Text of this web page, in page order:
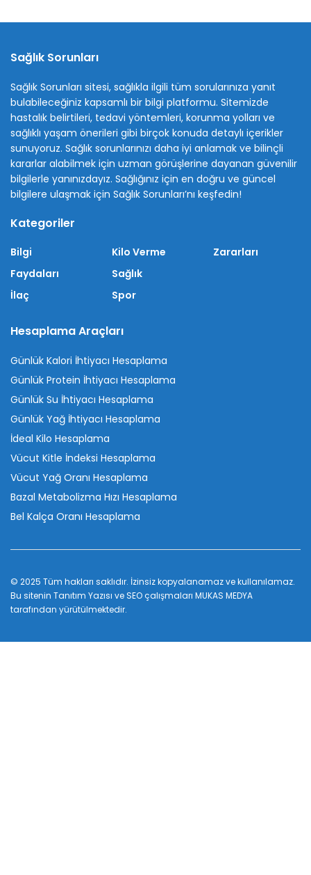
Sağlık Sorunları
Sağlık Sorunları sitesi, sağlıkla ilgili tüm sorularınıza yanıt
bulabileceğiniz kapsamlı bir bilgi platformu. Sitemizde
hastalık belirtileri, tedavi yöntemleri, korunma yolları ve
sağlıklı yaşam önerileri gibi birçok konuda detaylı içerikler
sunuyoruz. Sağlık sorunlarınızı daha iyi anlamak ve bilinçli
kararlar alabilmek için uzman görüşlerine dayanan güvenilir
bilgilerle yanınızdayız. Sağlığınız için en doğru ve güncel
bilgilere ulaşmak için Sağlık Sorunları’nı keşfedin!
Kategoriler
Bilgi
Faydaları
İlaç
Kilo Verme
Sağlık
Spor
Zararları
Hesaplama Araçları
Günlük Kalori İhtiyacı Hesaplama
Günlük Protein İhtiyacı Hesaplama
Günlük Su İhtiyacı Hesaplama
Günlük Yağ İhtiyacı Hesaplama
İdeal Kilo Hesaplama
Vücut Kitle İndeksi Hesaplama
Vücut Yağ Oranı Hesaplama
Bazal Metabolizma Hızı Hesaplama
Bel Kalça Oranı Hesaplama
© 2025 Tüm hakları saklıdır. İzinsiz kopyalanamaz ve kullanılamaz.
Bu sitenin Tanıtım Yazısı ve SEO çalışmaları MUKAS MEDYA
tarafından yürütülmektedir.